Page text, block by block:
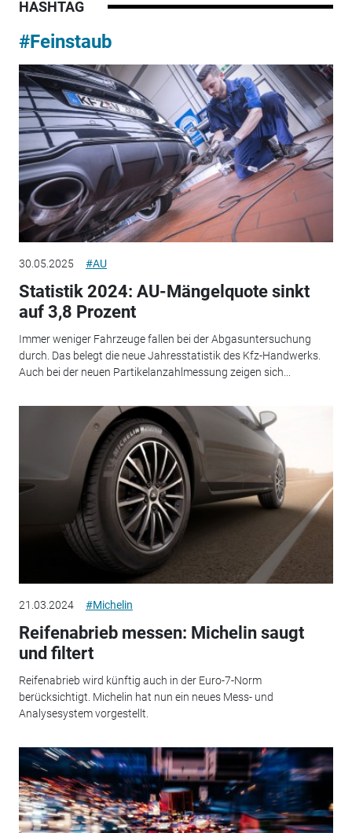
HASHTAG
#Feinstaub
30.05.2025 #AU
Statistik 2024: AU-Mängelquote sinkt
auf 3,8 Prozent
Immer weniger Fahrzeuge fallen bei der Abgasuntersuchung
durch. Das belegt die neue Jahresstatistik des Kfz-Handwerks.
Auch bei der neuen Partikelanzahlmessung zeigen sich...
21.03.2024 #Michelin
Reifenabrieb messen: Michelin saugt
und filtert
Reifenabrieb wird künftig auch in der Euro-7-Norm
berücksichtigt. Michelin hat nun ein neues Mess- und
Analysesystem vorgestellt.